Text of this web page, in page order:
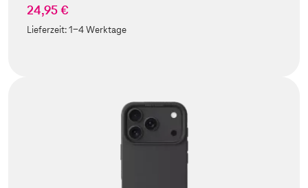
24,95 €
Lieferzeit:1-4 Werktage